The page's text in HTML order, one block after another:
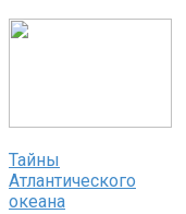
Тайны
Атлантического
океана